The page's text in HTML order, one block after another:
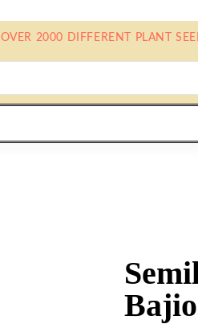
OVER 2000 DIFFERENT PLANT
Bajio